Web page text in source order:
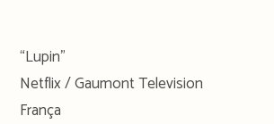
“Lupin”
Netflix / Gaumont Television
França